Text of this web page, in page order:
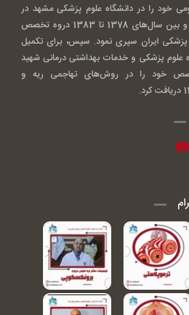
خود را در دانشگاه علوم پزشکی مشهد در
سال 1372 به پایان رساند و بین سال‌های 1378 تا 1383 دروه تخصص
پزشکی ایران سپری نمود. سپس، برای تکمیل
علوم پزشکی و خدمات بهداشتی درمانی شهید
خود را در روش‌های تهاجمی ریه و